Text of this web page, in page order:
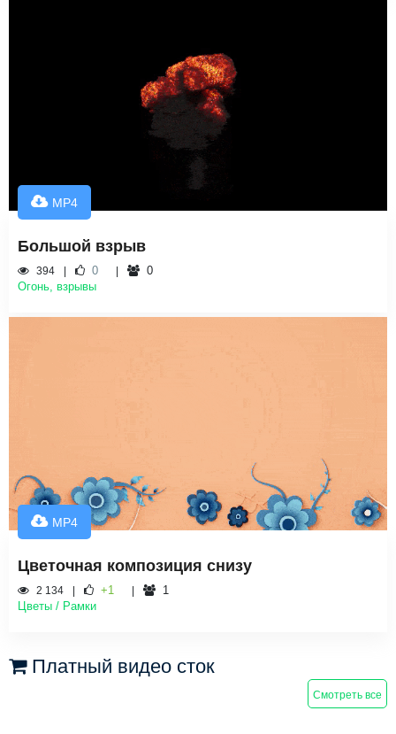
MP4
Большой взрыв
394 0
0
Огонь, взрывы
MP4
Цветочная композиция снизу
2 134 +1
1
Цветы / Рамки
Платный видео сток
Смотреть все